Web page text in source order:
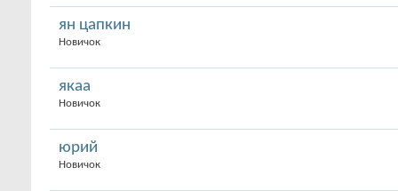
ян цапкин
Новичок
якаа
Новичок
юрий
Новичок